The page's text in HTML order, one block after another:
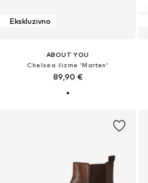
Ekskluzivno
ABOUT YOU
Chelsea čizme 'Marten'
89,90 €